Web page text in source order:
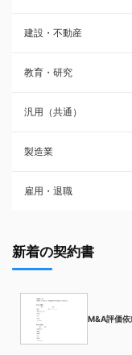
建設・不動産
教育・研究
汎用（共通）
製造業
雇用・退職
新着の契約書
M&A評価依